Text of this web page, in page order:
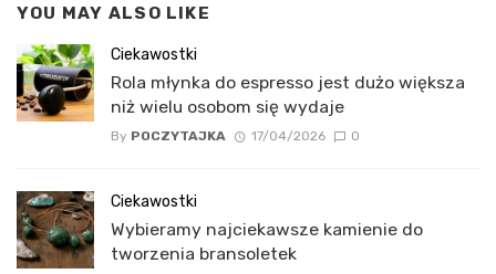
YOU MAY ALSO LIKE
Ciekawostki
Rola młynka do espresso jest dużo większa
niż wielu osobom się wydaje
By POCZYTAJKA 17/04/2026 0
Ciekawostki
Wybieramy najciekawsze kamienie do
tworzenia bransoletek